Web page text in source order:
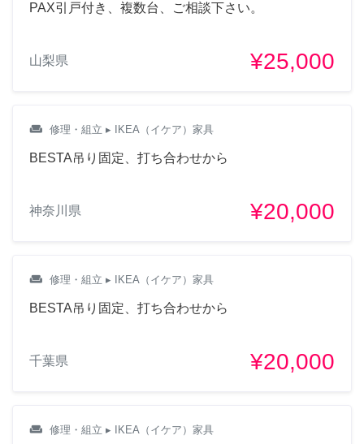
PAX引戸付き、複数台、ご相談下さい。
山梨県 ¥25,000
weekend 修理・組立 ▸ IKEA（イケア）家具
BESTA吊り固定、打ち合わせから
神奈川県 ¥20,000
weekend 修理・組立 ▸ IKEA（イケア）家具
BESTA吊り固定、打ち合わせから
千葉県 ¥20,000
weekend 修理・組立 ▸ IKEA（イケア）家具